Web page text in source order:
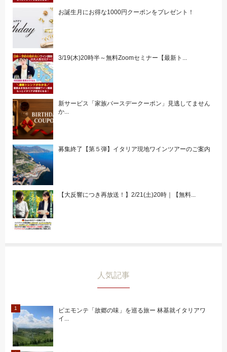
お誕生月にお得な1000円クーポンをプレゼント！
3/19(木)20時半～無料Zoomセミナー【最新ト...
新サービス「家族バースデークーポン」見逃してません
か...
募集終了【第５弾】イタリア現地ワインツアーのご案内
【大反響につき再放送！】2/21(土)20時｜【無料...
人気記事
ピエモンテ「故郷の味」を巡る旅ー 林基就イタリアワ
イ...